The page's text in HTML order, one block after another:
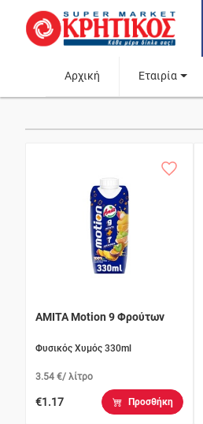
Αρχική Εταιρία
AMITA Motion 9 Φρούτων
Φυσικός Χυμός 330ml
3.54 €/ λίτρο
€1.17 Προσθήκη